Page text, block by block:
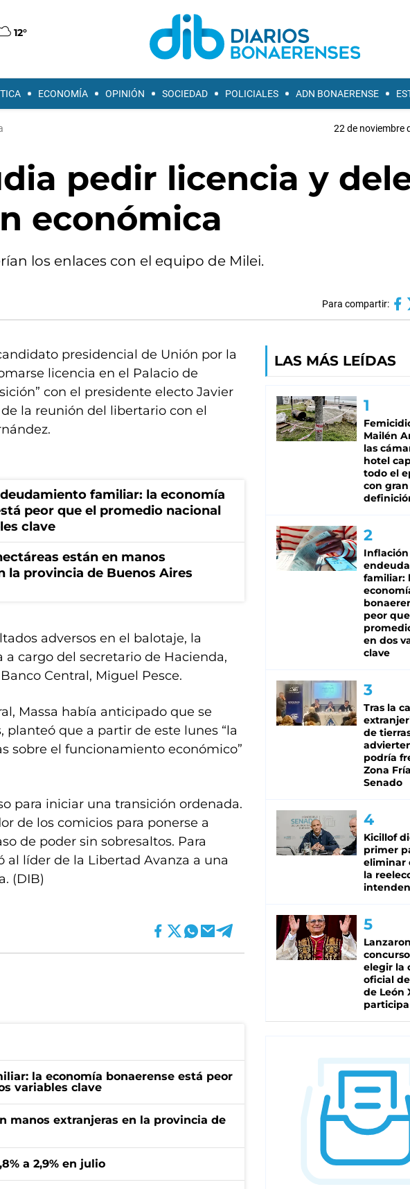
12°
ECONOMÍA OPINIÓN SOCIEDAD POLICIALES ADN BONAERENSE
22 de noviembre
pedir licencia y
económica
los enlaces con el equipo de Milei.
Para compartir:
presidencial de Unión por la
licencia en el Palacio de
con el presidente electo Javier
la reunión del libertario con el
familiar: la economía
peor que el promedio nacional
clave
están en manos
la provincia de Buenos Aires
adversos en el balotaje, la
cargo del secretario de Hacienda,
Central, Miguel Pesce.
Massa había anticipado que se
que a partir de este lunes “la
sobre el funcionamiento económico”
para iniciar una transición ordenada.
de los comicios para ponerse a
de poder sin sobresaltos. Para
al líder de la Libertad Avanza a una
(DIB)
la economía bonaerense está peor
variables clave
manos extranjeras en la provincia de
a 2,9% en julio
LAS MÁS LEÍDAS
Mailén
las
hotel
todo el
con gran
Inflación
familiar:
peor
en dos
clave
Tras la
de
podría
Zona
Senado
Kicillof
primer
eliminar
la
elegir la
oficial
de León